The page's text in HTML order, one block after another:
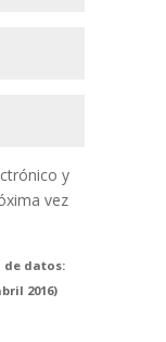
y
vez
de datos:
2016)